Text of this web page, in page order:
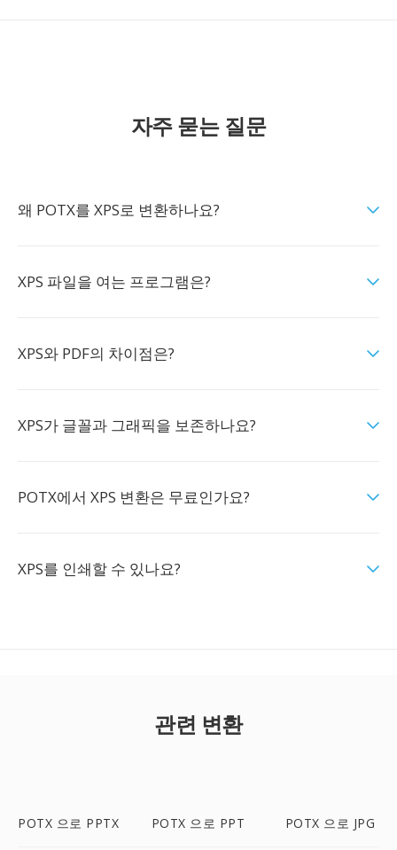
자주 묻는 질문
왜 POTX를 XPS로 변환하나요?
XPS 파일을 여는 프로그램은?
XPS와 PDF의 차이점은?
XPS가 글꼴과 그래픽을 보존하나요?
POTX에서 XPS 변환은 무료인가요?
XPS를 인쇄할 수 있나요?
관련 변환
POTX 으로 PPTX POTX 으로 PPT POTX 으로 JPG